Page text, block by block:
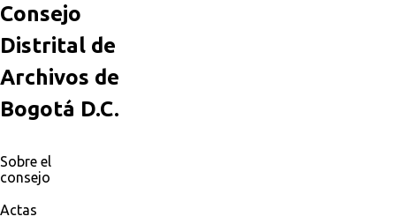
Consejo
Distrital de
Archivos de
Bogotá D.C.
Sobre el
consejo
Actas